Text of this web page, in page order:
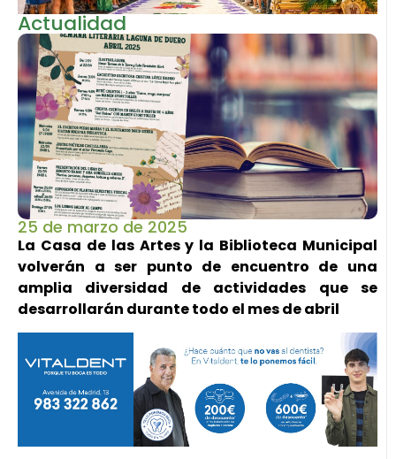
Actualidad
25 de marzo de 2025
La Casa de las Artes y la Biblioteca Municipal
volverán a ser punto de encuentro de una
amplia diversidad de actividades que se
desarrollarán durante todo el mes de abril